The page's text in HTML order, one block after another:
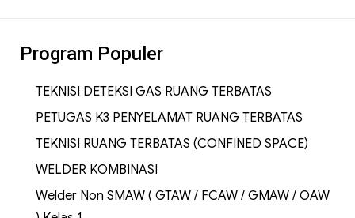
Program Populer
TEKNISI DETEKSI GAS RUANG TERBATAS
PETUGAS K3 PENYELAMAT RUANG TERBATAS
TEKNISI RUANG TERBATAS (CONFINED SPACE)
WELDER KOMBINASI
Welder Non SMAW ( GTAW / FCAW / GMAW / OAW